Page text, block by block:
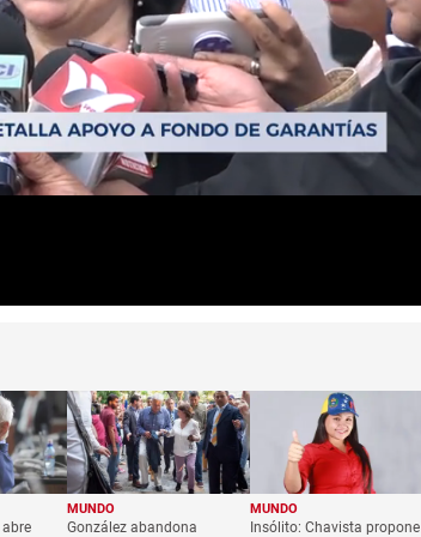
MUNDO
González abandona
MUNDO
Insólito: Chavista propone